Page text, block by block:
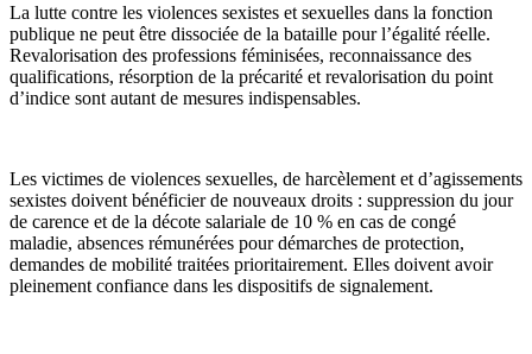
La lutte contre les violences sexistes et sexuelles dans la fonction
publique ne peut être dissociée de la bataille pour l’égalité réelle.
Revalorisation des professions féminisées, reconnaissance des
qualifications, résorption de la précarité et revalorisation du point
d’indice sont autant de mesures indispensables.
Les victimes de violences sexuelles, de harcèlement et d’agissements
sexistes doivent bénéficier de nouveaux droits : suppression du jour
de carence et de la décote salariale de 10 % en cas de congé
maladie, absences rémunérées pour démarches de protection,
demandes de mobilité traitées prioritairement. Elles doivent avoir
pleinement confiance dans les dispositifs de signalement.